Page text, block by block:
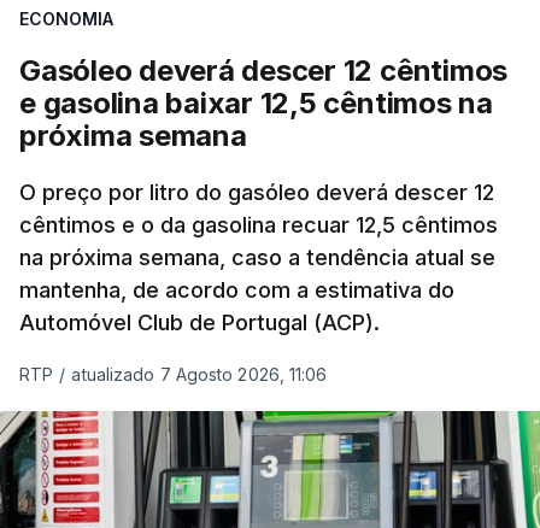
ECONOMIA
Gasóleo deverá descer 12 cêntimos
e gasolina baixar 12,5 cêntimos na
próxima semana
O preço por litro do gasóleo deverá descer 12
cêntimos e o da gasolina recuar 12,5 cêntimos
na próxima semana, caso a tendência atual se
mantenha, de acordo com a estimativa do
Automóvel Club de Portugal (ACP).
RTP / atualizado 7 Agosto 2026, 11:06